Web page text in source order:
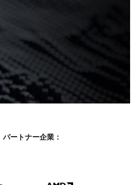
free 30 day trial.
パートナー企業：